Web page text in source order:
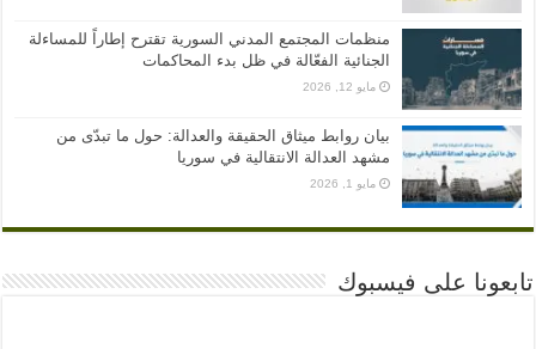
منظمات المجتمع المدني السورية تقترح إطاراً للمساءلة
الجنائية الفعّالة في ظل بدء المحاكمات
مايو 12, 2026
بيان روابط ميثاق الحقيقة والعدالة: حول ما تبدّى من
مشهد العدالة الانتقالية في سوريا
مايو 1, 2026
تابعونا على فيسبوك